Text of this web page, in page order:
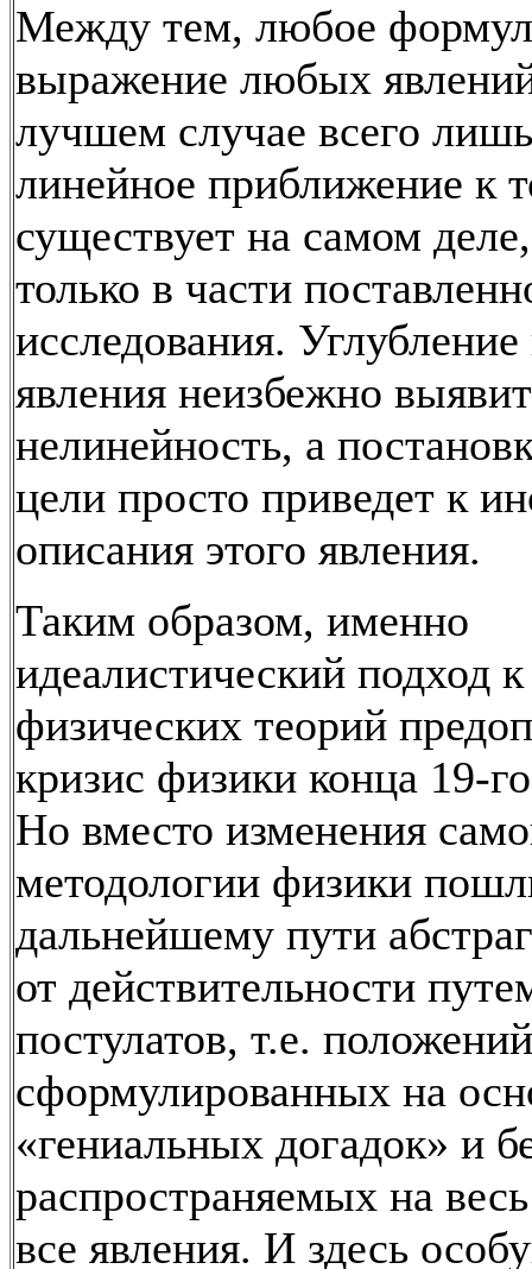
Между тем, любое
выражение любых
лучшем случае всего
линейное приближение к
существует на самом
только в части
исследования.
явления неизбежно
нелинейность, а
цели просто приведет к
описания этого явления.
Таким образом, именно
идеалистический подход к
физических теорий
кризис физики конца 19-
Но вместо изменения
методологии физики
дальнейшему пути
от действительности
постулатов, т.е.
сформулированных на
«гениальных догадок» и
распространяемых на
все явления. И здесь